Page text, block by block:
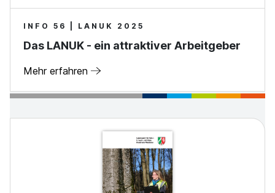
INFO 56 | LANUK 2025
Das LANUK - ein attraktiver Arbeitgeber
Mehr erfahren